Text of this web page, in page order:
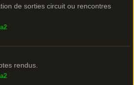
de sorties circuit ou rencontres
rendus.